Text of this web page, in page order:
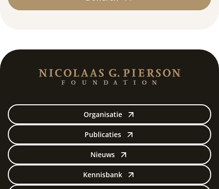
Organisatie
Publicaties
Nieuws
Kennisbank